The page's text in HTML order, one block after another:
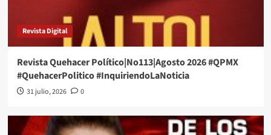
Revista Digital
Revista Quehacer Político|No113|Agosto 2026 #QPMX
#QuehacerPolitico #InquiriendoLaNoticia
31 julio, 2026 0